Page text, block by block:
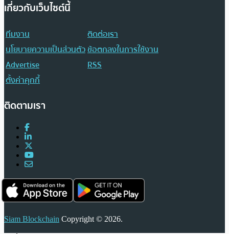
เกี่ยวกับเว็บไซต์นี้
ทีมงาน
ติดต่อเรา
นโยบายความเป็นส่วนตัวข้อตกลงในการใช้งาน
Advertise
RSS
ตั้งค่าคุกกี้
ติดตามเรา
Siam Blockchain Copyright © 2026.